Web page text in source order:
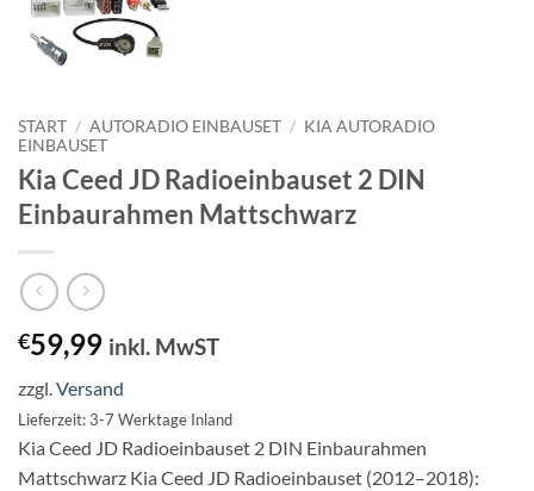
START / AUTORADIO EINBAUSET / KIA AUTORADIO
EINBAUSET
Kia Ceed JD Radioeinbauset 2 DIN
Einbaurahmen Mattschwarz
€59,99 inkl. MwST
zzgl.Versand
Lieferzeit: 3-7 Werktage Inland
Kia Ceed JD Radioeinbauset 2 DIN Einbaurahmen
Mattschwarz Kia Ceed JD Radioeinbauset (2012–2018):